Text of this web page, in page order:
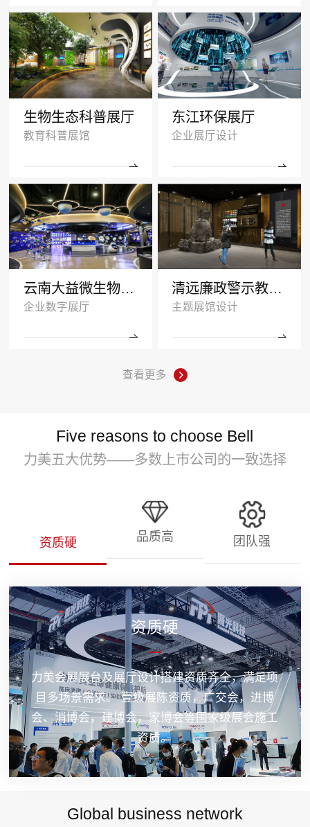
生物生态科普展厅
教育科普展馆
东江环保展厅
企业展厅设计
云南大益微生物奥秘厅效果图
企业数字展厅
清远廉政警示教育基地多媒体展厅设计
主题展馆设计
查看更多
Five reasons to choose Bell
力美五大优势——多数上市公司的一致选择
资质硬 品质高 团队强
资质硬
力美会展展台及展厅设计搭建资质齐全，满足项
目多场景需求。 壹级展陈资质，广交会，进博
会、消博会，建博会，家博会等国家级展会施工
资质。
Global business network